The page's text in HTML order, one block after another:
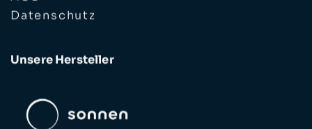
Datenschutz
Unsere Hersteller